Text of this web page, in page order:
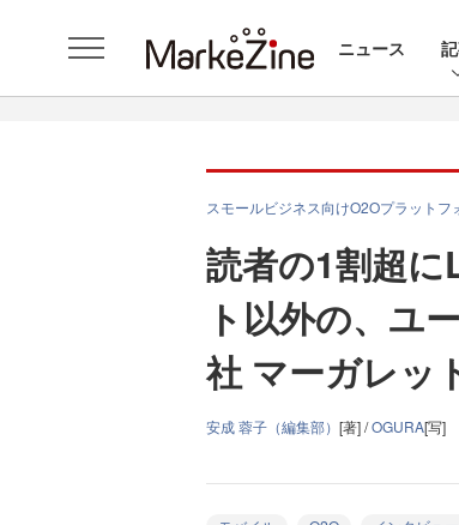
ニュース
スモールビジネス向けO2Oプラット
読者の1割超に
ト以外の、ユ
社 マーガレッ
安成 蓉子（編集部） [著] /OGURA[写]